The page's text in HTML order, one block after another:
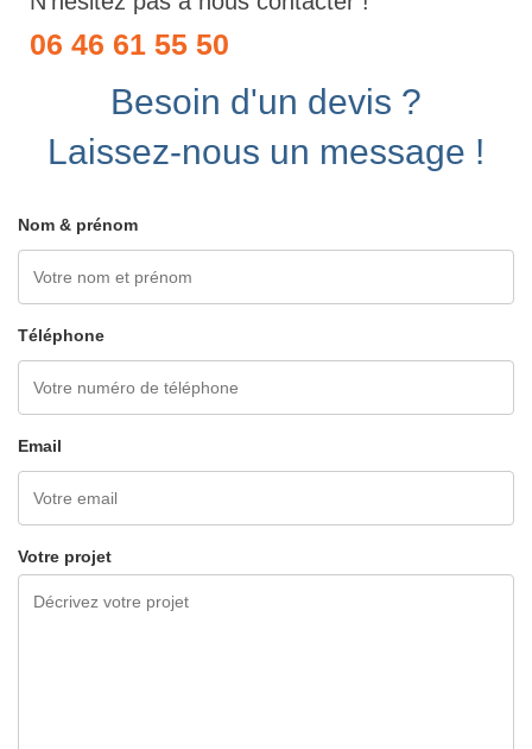
06 46 61 55 50
Besoin d'un devis ?
Laissez-nous un message !
Nom & prénom
Téléphone
Email
Votre projet